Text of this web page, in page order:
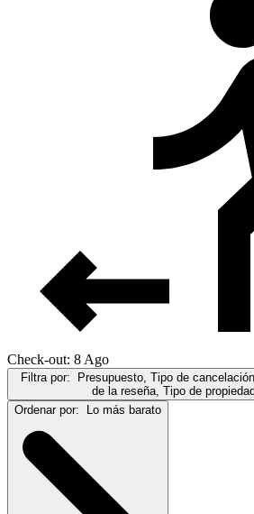
Check-out: 8 Ago
Filtra por: Presupuesto, Tipo de
de la reseña, Tipo de
Ordenar por: Lo más barato